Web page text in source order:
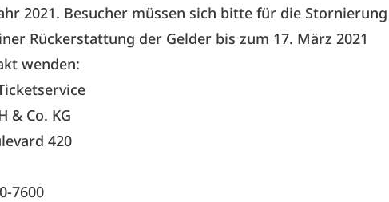
2021. Besucher müssen sich bitte für die Stornierung
Rückerstattung der Gelder bis zum 17. März 2021
wenden:
& Co. KG
420
7600